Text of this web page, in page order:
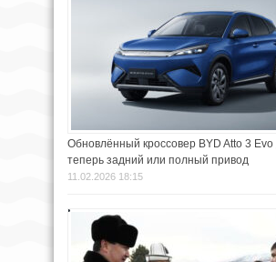
Обновлённый кроссовер BYD Atto 3
теперь задний или полный привод
11.02.2026 18:15